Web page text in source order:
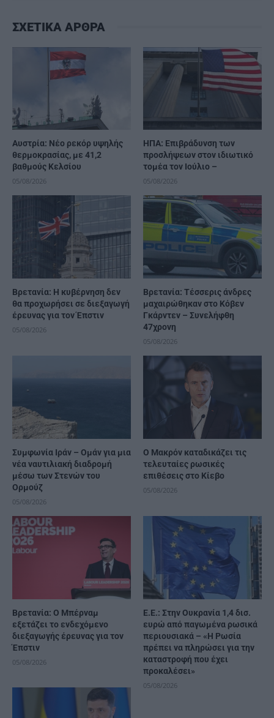
ΣΧΕΤΙΚΑ ΑΡΘΡΑ
Αυστρία: Νέο ρεκόρ υψηλής
θερμοκρασίας, με 41,2
βαθμούς Κελσίου
05/08/2026
ΗΠΑ: Επιβράδυνση των
προσλήψεων στον ιδιωτικό
τομέα τον Ιούλιο –
05/08/2026
Βρετανία: Η κυβέρνηση δεν
θα προχωρήσει σε διεξαγωγή
έρευνας για τον Έπστιν
05/08/2026
Βρετανία: Τέσσερις άνδρες
μαχαιρώθηκαν στο Κόβεν
Γκάρντεν – Συνελήφθη
47χρονη
05/08/2026
Συμφωνία Ιράν – Ομάν για μια
νέα ναυτιλιακή διαδρομή
μέσω των Στενών του
Ορμούζ
05/08/2026
Ο Μακρόν καταδικάζει τις
τελευταίες ρωσικές
επιθέσεις στο Κίεβο
05/08/2026
Βρετανία: Ο Μπέρναμ
εξετάζει το ενδεχόμενο
διεξαγωγής έρευνας για τον
Έπστιν
05/08/2026
Ε.Ε.: Στην Ουκρανία 1,4 δισ.
ευρώ από παγωμένα ρωσικά
περιουσιακά – «Η Ρωσία
πρέπει να πληρώσει για την
καταστροφή που έχει
προκαλέσει»
05/08/2026